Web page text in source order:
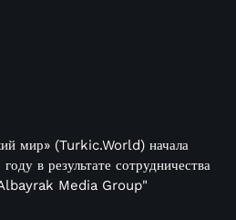
мир» (Turkic.World) начала
в результате сотрудничества
Media Group"